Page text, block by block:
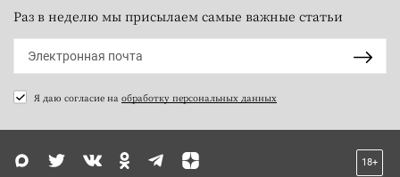
Раз в неделю мы присылаем самые важные статьи
Я даю согласие на обработку персональных данных
18+